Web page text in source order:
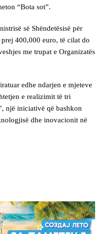
“Bota sot”.
së Shëndetësisë për
400,000 euro, të cilat do
me trupat e Organizatës
edhe ndarjen e mjeteve
e realizimit të tri
një iniciativë që bashkon
dhe inovacionit në